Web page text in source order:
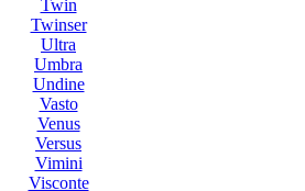
Twin
Twinser
Ultra
Umbra
Undine
Vasto
Venus
Versus
Vimini
Visconte